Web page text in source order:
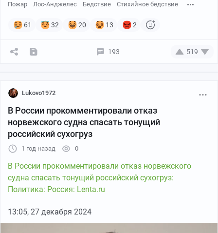
Пожар Лос-Анджелес Бедствие Стихийное бедствие
61 32 20 13 2
193 519
Lukovo1972
В России прокомментировали отказ
норвежского судна спасать тонущий
российский сухогруз
1 год назад 0
В России прокомментировали отказ норвежского
судна спасать тонущий российский сухогруз:
Политика: Россия: Lenta.ru
13:05, 27 декабря 2024